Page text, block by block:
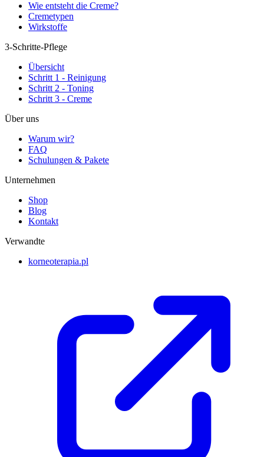
Wie entsteht die Creme?
Cremetypen
Wirkstoffe
3-Schritte-Pflege
Übersicht
Schritt 1 - Reinigung
Schritt 2 - Toning
Schritt 3 - Creme
Über uns
Warum wir?
FAQ
Schulungen & Pakete
Unternehmen
Shop
Blog
Kontakt
Verwandte
korneoterapia.pl